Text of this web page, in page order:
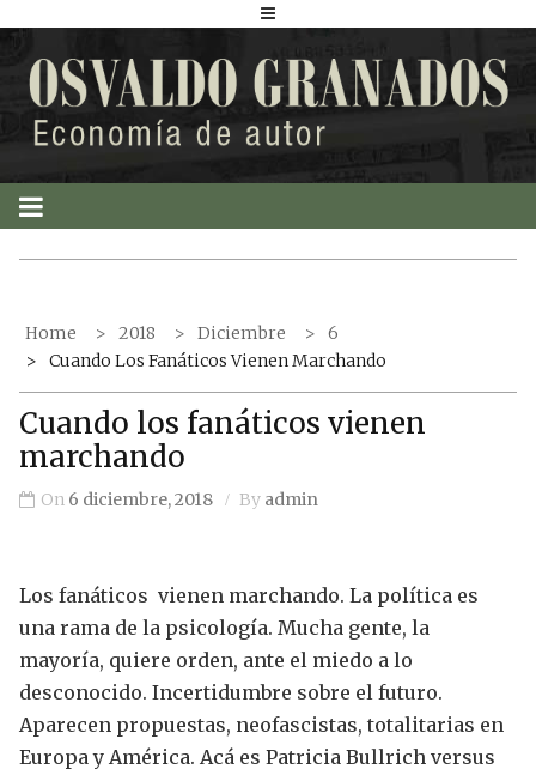
p
Home 2018 Diciembre
6
Cuando Los Fanáticos Vienen Marchando
Cuando los fanáticos vienen
marchando
On 6 diciembre, 2018 By admin
Los fanáticos vienen marchando. La política es
una rama de la psicología. Mucha gente, la
mayoría, quiere orden, ante el miedo a lo
desconocido. Incertidumbre sobre el futuro.
Aparecen propuestas, neofascistas, totalitarias en
Europa y América. Acá es Patricia Bullrich versus